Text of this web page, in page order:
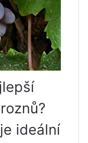
ideální